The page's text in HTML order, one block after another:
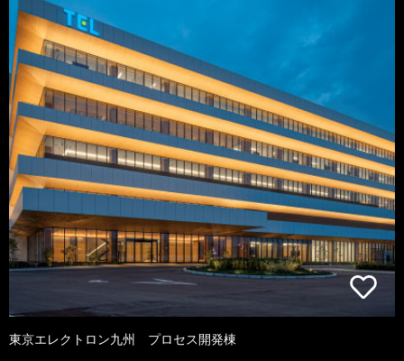
東京エレクトロン九州 プロセス開発棟